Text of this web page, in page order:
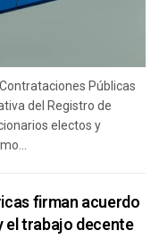
Públicas
del Registro de
electos y
firman acuerdo
el trabajo decente